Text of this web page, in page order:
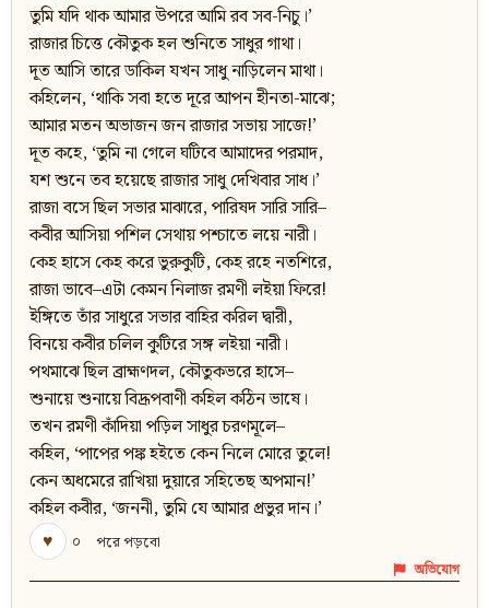
তুমি যদি থাক আমার উপরে আমি রব সব-নিচু।’
রাজার চিত্তে কৌতুক হল শুনিতে সাধুর গাথা।
দূত আসি তারে ডাকিল যখন সাধু নাড়িলেন মাথা।
কহিলেন, ‘থাকি সবা হতে দূরে আপন হীনতা-মাঝে;
আমার মতন অভাজন জন রাজার সভায় সাজে!’
দূত কহে, ‘তুমি না গেলে ঘটিবে আমাদের পরমাদ,
যশ শুনে তব হয়েছে রাজার সাধু দেখিবার সাধ।’
রাজা বসে ছিল সভার মাঝারে, পারিষদ সারি সারি–
কবীর আসিয়া পশিল সেথায় পশ্চাতে লয়ে নারী।
কেহ হাসে কেহ করে ভুরুকুটি, কেহ রহে নতশিরে,
রাজা ভাবে–এটা কেমন নিলাজ রমণী লইয়া ফিরে!
ইঙ্গিতে তাঁর সাধুরে সভার বাহির করিল দ্বারী,
বিনয়ে কবীর চলিল কুটিরে সঙ্গ লইয়া নারী।
পথমাঝে ছিল ব্রাহ্মণদল, কৌতুকভরে হাসে–
শুনায়ে শুনায়ে বিদ্রূপবাণী কহিল কঠিন ভাষে।
তখন রমণী কাঁদিয়া পড়িল সাধুর চরণমূলে–
কহিল, ‘পাপের পঙ্ক হইতে কেন নিলে মোরে তুলে!
কেন অধমেরে রাখিয়া দুয়ারে সহিতেছ অপমান!’
কহিল কবীর, ‘জননী, তুমি যে আমার প্রভুর দান।’
♥
০ পরে পড়বো
অভিযোগ